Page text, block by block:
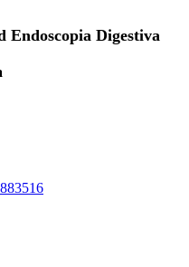
Endoscopia Digestiva